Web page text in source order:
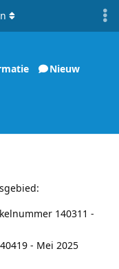
Nieuw
140311 -
- Mei 2025